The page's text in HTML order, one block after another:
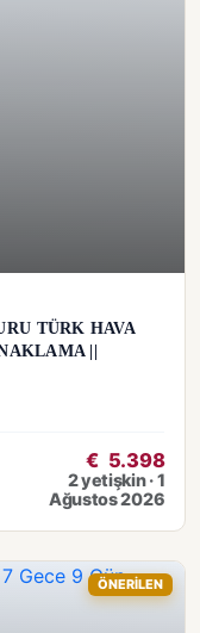
TÜRK HAVA
||
€ 5.398
2 yetişkin · 1
Ağustos 2026
ÖNERİLEN